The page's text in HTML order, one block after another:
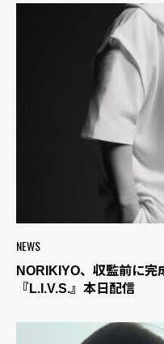
NEWS
NORIKIYO、収監前に完
『L.I.V.S.』本日配信